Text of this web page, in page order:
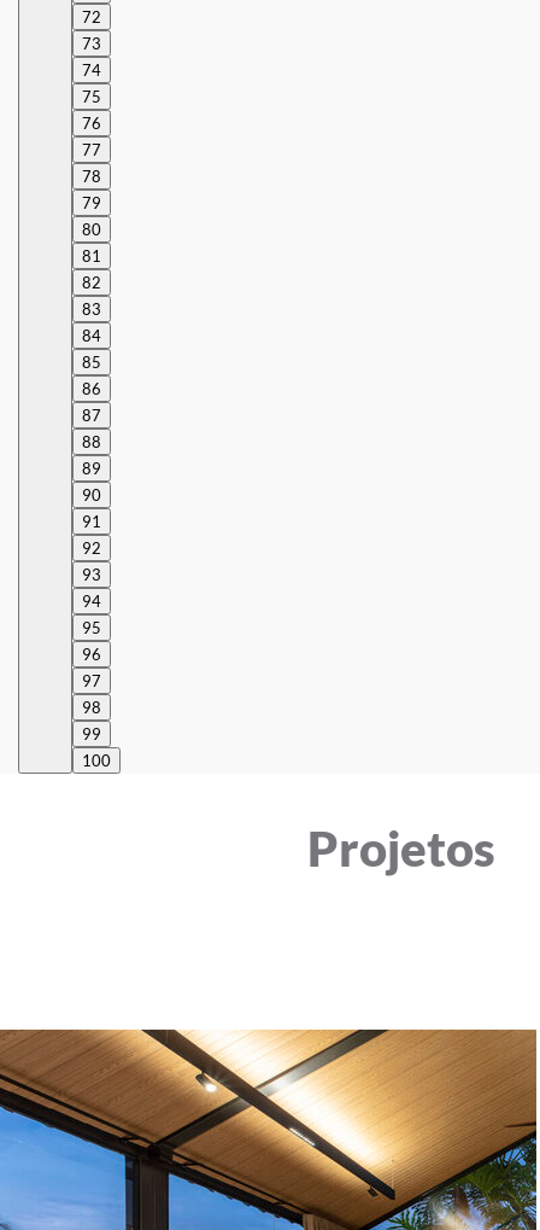
72
73
74
75
76
77
78
79
80
81
82
83
84
85
86
87
88
89
90
91
92
93
94
95
96
97
98
99
100
Projetos